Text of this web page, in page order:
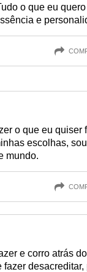
o que eu quero
e
o que eu quiser
escolhas,
mundo.
e corro atrás
desacreditar,